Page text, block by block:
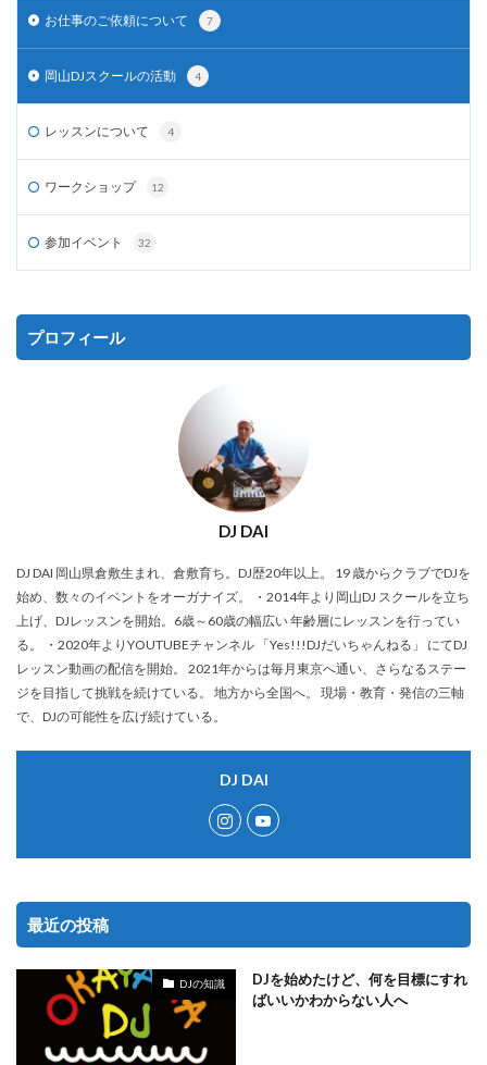
お仕事のご依頼について 7
岡山DJスクールの活動 4
レッスンについて 4
ワークショップ 12
参加イベント 32
プロフィール
DJ DAI
DJ DAI 岡山県倉敷生まれ、倉敷育ち。DJ歴20年以上。 19 歳からクラブでDJを
始め、数々のイベントをオーガナイズ。 ・2014年より岡山DJ スクールを立ち
上げ、DJレッスンを開始。6歳～60歳の幅広い 年齢層にレッスンを行ってい
る。 ・2020年よりYOUTUBEチャンネル 「Yes!!!DJだいちゃんねる」 にてDJ
レッスン動画の配信を開始。 2021年からは毎月東京へ通い、さらなるステー
ジを目指して挑戦を続けている。 地方から全国へ。 現場・教育・発信の三軸
で、DJの可能性を広げ続けている。
DJ DAI
最近の投稿
DJの知識
DJを始めたけど、何を目標にすれ
ばいいかわからない人へ